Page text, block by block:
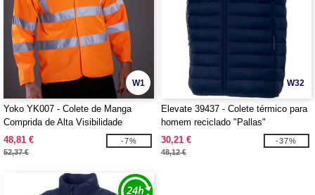
W1
Yoko YK007 - Colete de Manga
Comprida de Alta Visibilidade
(HVJ200)
48,81 €
52,37 €
-7%
W32
Elevate 39437 - Colete térmico para
homem reciclado "Pallas"
30,21 €
48,12 €
-37%